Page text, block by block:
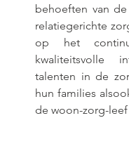
behoeften van
relatiegerichte
op het
kwaliteitsvolle
talenten in de
hun families
de woon-zorg-